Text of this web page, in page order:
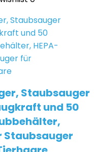
Staubsauger
und 50
Staubsauger